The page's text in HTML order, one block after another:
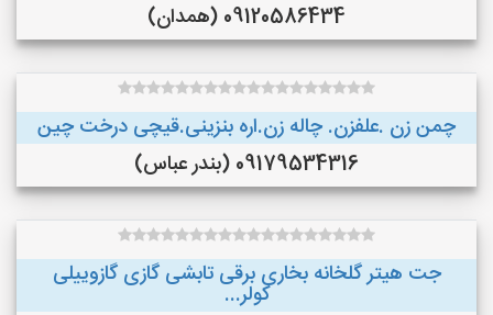
09120586434 (همدان)
چمن زن .علفزن. چاله زن.اره بنزینی.قیچی درخت چین
09179534316 (بندر عباس)
جت هیتر گلخانه بخاری برقی تابشی گازی گازوییلی
کولر...